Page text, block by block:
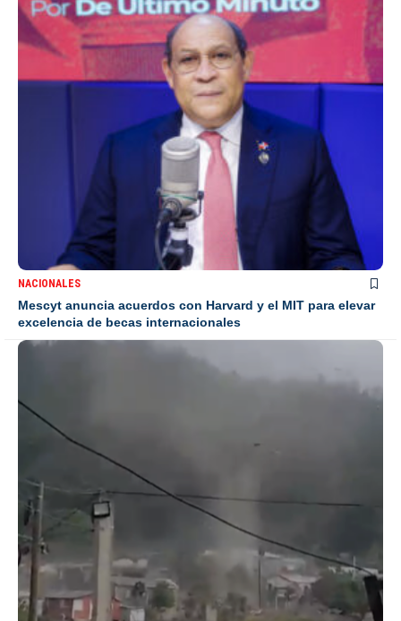
NACIONALES
Mescyt anuncia acuerdos con Harvard y el MIT para elevar
excelencia de becas internacionales